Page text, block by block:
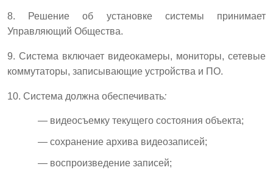
8. Решение об установке системы принимает
Управляющий Общества.
9. Система включает видеокамеры, мониторы, сетевые
коммутаторы, записывающие устройства и ПО.
10. Система должна обеспечивать:
— видеосъемку текущего состояния объекта;
— сохранение архива видеозаписей;
— воспроизведение записей;